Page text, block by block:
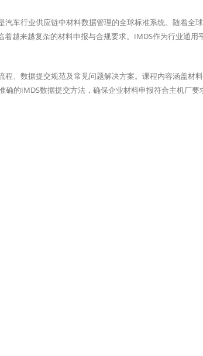
车行业供应链中材料数据管理的全球标准系统。随着全
越来越复杂的材料申报与合规要求。IMDS作为行业通用
、数据提交规范及常见问题解决方案。课程内容涵盖材
的IMDS数据提交方法，确保企业材料申报符合主机厂要